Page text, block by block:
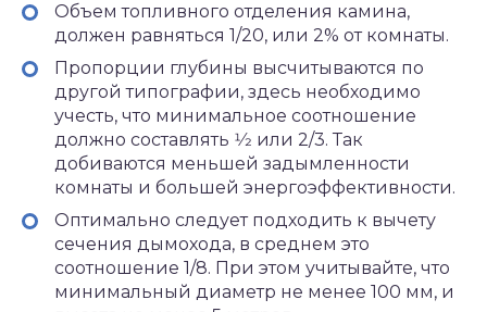
Объем топливного отделения камина,
должен равняться 1/20, или 2% от комнаты.
Пропорции глубины высчитываются по
другой типографии, здесь необходимо
учесть, что минимальное соотношение
должно составлять 1⁄2 или 2/3. Так
добиваются меньшей задымленности
комнаты и большей энергоэффективности.
Оптимально следует подходить к вычету
сечения дымохода, в среднем это
соотношение 1/8. При этом учитывайте, что
минимальный диаметр не менее 100 мм, и